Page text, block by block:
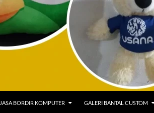
JASA BORDIR KOMPUTER GALERI BANTAL CUSTOM